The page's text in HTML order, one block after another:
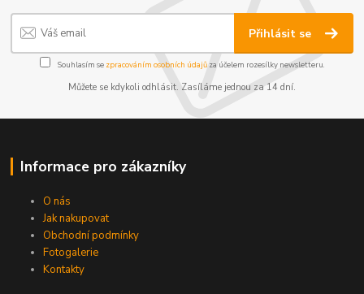
Přihlásit se
Souhlasím se zpracováním osobních údajůza účelem rozesílky newsletteru.
Můžete se kdykoli odhlásit. Zasíláme jednou za 14 dní.
Informace pro zákazníky
O nás
Jak nakupovat
Obchodní podmínky
Fotogalerie
Kontakty